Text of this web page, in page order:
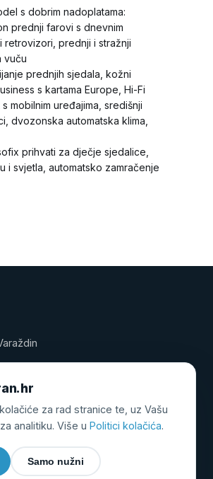
s dobrim nadoplatama:
prednji farovi s dnevnim
retrovizori, prednji i stražnji
vuču
prednjih sjedala, kožni
s kartama Europe, Hi-Fi
mobilnim uređajima, središnji
dvozonska automatska klima,
prihvati za dječje sjedalice,
i svjetla, automatsko zamračenje
za rad stranice te, uz Vašu
analitiku. Više u Politici kolačića.
Samo nužni